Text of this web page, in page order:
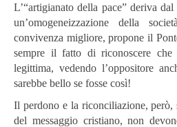
L’“artigianato della pace” deriva
un’omogeneizzazione della
convivenza migliore, propone il
sempre il fatto di riconoscere che
legittima, vedendo l’oppositore
sarebbe bello se fosse così!
Il perdono e la riconciliazione, però,
del messaggio cristiano, non